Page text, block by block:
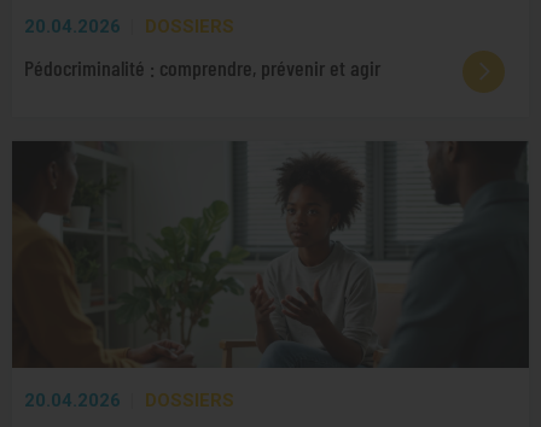
20.04.2026 DOSSIERS
Pédocriminalité : comprendre, prévenir et agir
20.04.2026 DOSSIERS